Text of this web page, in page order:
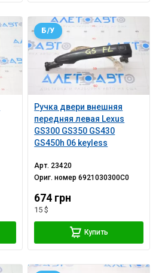
Ручка двери внешняя
передняя левая Lexus
GS300 GS350 GS430
GS450h 06 keyless
Б/У
Арт. 23420
Ориг. номер6921030300C0
674 грн
15 $
Купить